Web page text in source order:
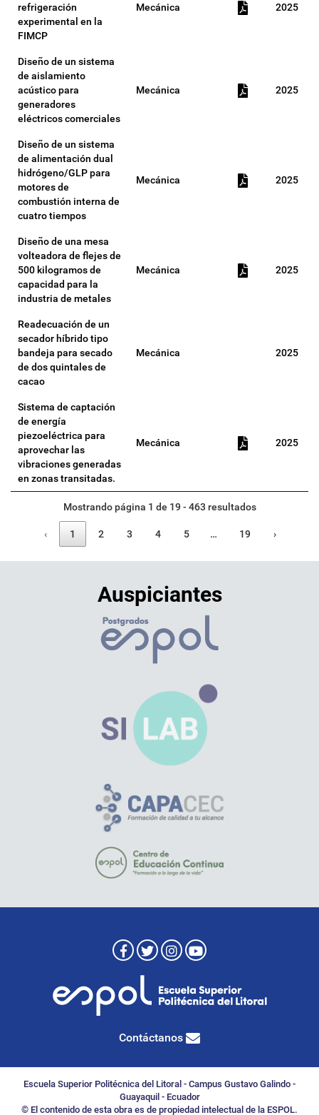
refrigeración
experimental en la
FIMCP
Mecánica 2025
Diseño de un sistema
de aislamiento
acústico para
generadores
eléctricos comerciales
Mecánica 2025
Diseño de un sistema
de alimentación dual
hidrógeno/GLP para
motores de
combustión interna de
cuatro tiempos
Mecánica 2025
Diseño de una mesa
volteadora de flejes de
500 kilogramos de
capacidad para la
industria de metales
Mecánica 2025
Readecuación de un
secador híbrido tipo
bandeja para secado
de dos quintales de
cacao
Mecánica 2025
Sistema de captación
de energía
piezoeléctrica para
aprovechar las
vibraciones generadas
en zonas transitadas.
Mecánica 2025
Mostrando página 1 de 19 - 463 resultados
‹ 1 2 3 4 5 … 19 ›
Auspiciantes
Contáctanos
Escuela Superior Politécnica del Litoral - Campus Gustavo Galindo -
Guayaquil - Ecuador
© El contenido de esta obra es de propiedad intelectual de la ESPOL.